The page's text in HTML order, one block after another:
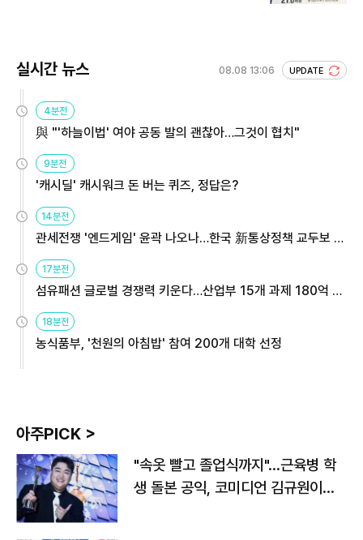
실시간 뉴스 08.08 13:06 UPDATE
4분전
與 "'하늘이법' 여야 공동 발의 괜찮아…그것이 협치"
9분전
'캐시딜' 캐시워크 돈 버는 퀴즈, 정답은?
14분전
관세전쟁 '엔드게임' 윤곽 나오나…한국 新통상정책 교두보 활
용해야
17분전
섬유패션 글로벌 경쟁력 키운다…산업부 15개 과제 180억 지
원
18분전
농식품부, '천원의 아침밥' 참여 200개 대학 선정
아주PICK >
"속옷 빨고 졸업식까지"…근육병 학
생 돌본 공익, 코미디언 김규원이었